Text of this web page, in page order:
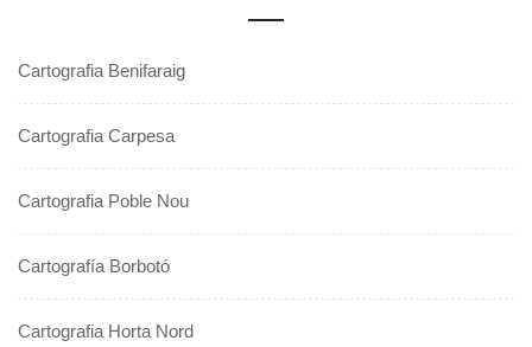
Cartografia Benifaraig
Cartografia Carpesa
Cartografia Poble Nou
Cartografía Borbotó
Cartografia Horta Nord